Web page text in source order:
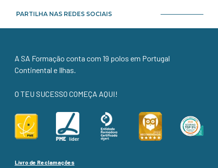
PARTILHA NAS REDES SOCIAIS
A SA Formação conta com 19 polos em Portugal
Continental e Ilhas.
O TEU SUCESSO COMEÇA AQUI!
Livro de Reclamações